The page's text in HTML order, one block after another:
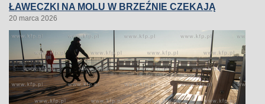
ŁAWECZKI NA MOLU W BRZEŹNIE CZEKAJĄ
20 marca 2026